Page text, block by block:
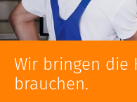
Wir bringen die
brauchen.